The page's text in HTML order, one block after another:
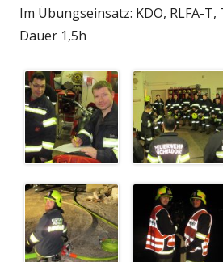
Im Übungseinsatz: KDO, RLFA-T,
Dauer 1,5h